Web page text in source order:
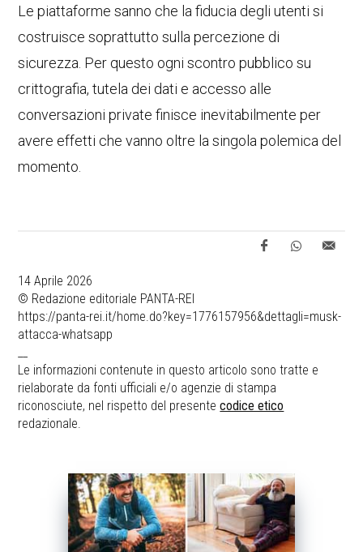
Le piattaforme sanno che la fiducia degli utenti si
costruisce soprattutto sulla percezione di
sicurezza. Per questo ogni scontro pubblico su
crittografia, tutela dei dati e accesso alle
conversazioni private finisce inevitabilmente per
avere effetti che vanno oltre la singola polemica del
momento.
14 Aprile 2026
© Redazione editoriale PANTA-REI
https://panta-rei.it/home.do?key=1776157956&dettagli=musk-
attacca-whatsapp
Le informazioni contenute in questo articolo sono tratte e
rielaborate da fonti ufficiali e/o agenzie di stampa
riconosciute, nel rispetto del presentecodice etico
redazionale.